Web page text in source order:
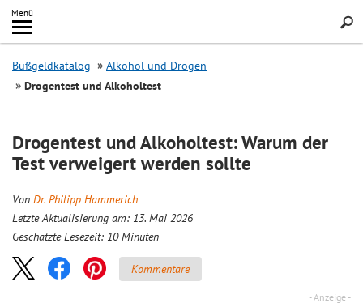
Inhalt
springen
Menü
Search
Bußgeldkatalog
Alkohol und Drogen
Drogentest und Alkoholtest
Drogentest und Alkoholtest: Warum der
Test verweigert werden sollte
Von Dr. Philipp Hammerich
Letzte Aktualisierung am: 13. Mai 2026
Geschätzte Lesezeit: 10 Minuten
Kommentare